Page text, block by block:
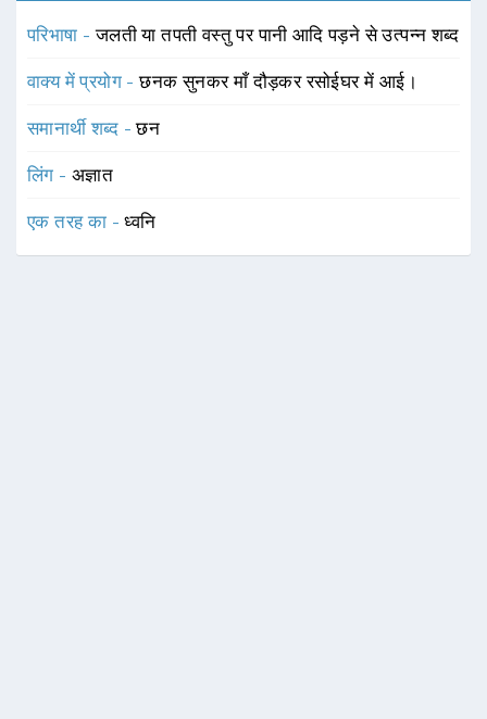
परिभाषा -जलती या तपती वस्तु पर पानी आदि पड़ने से उत्पन्न शब्द
वाक्य में प्रयोग -छनक सुनकर माँ दौड़कर रसोईघर में आई।
समानार्थी शब्द -छन
लिंग - अज्ञात
एक तरह का -ध्वनि